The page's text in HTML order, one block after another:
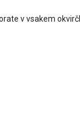
v vsakem